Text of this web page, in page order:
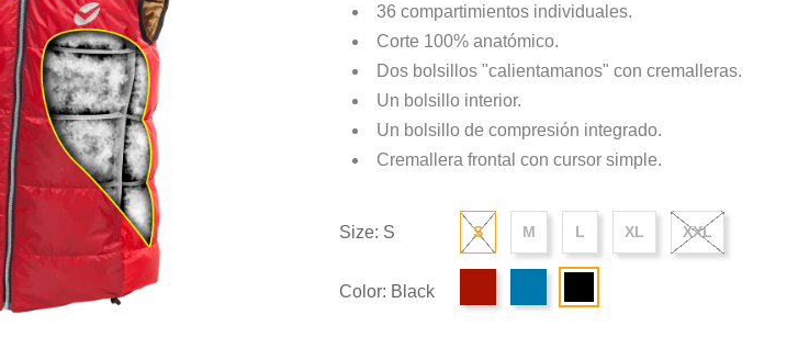
36 compartimientos individuales.
Corte 100% anatómico.
Dos bolsillos "calientamanos" con cremalleras.
Un bolsillo interior.
Un bolsillo de compresión integrado.
Cremallera frontal con cursor simple.
Size: S S M L XL XXL
Color: Black